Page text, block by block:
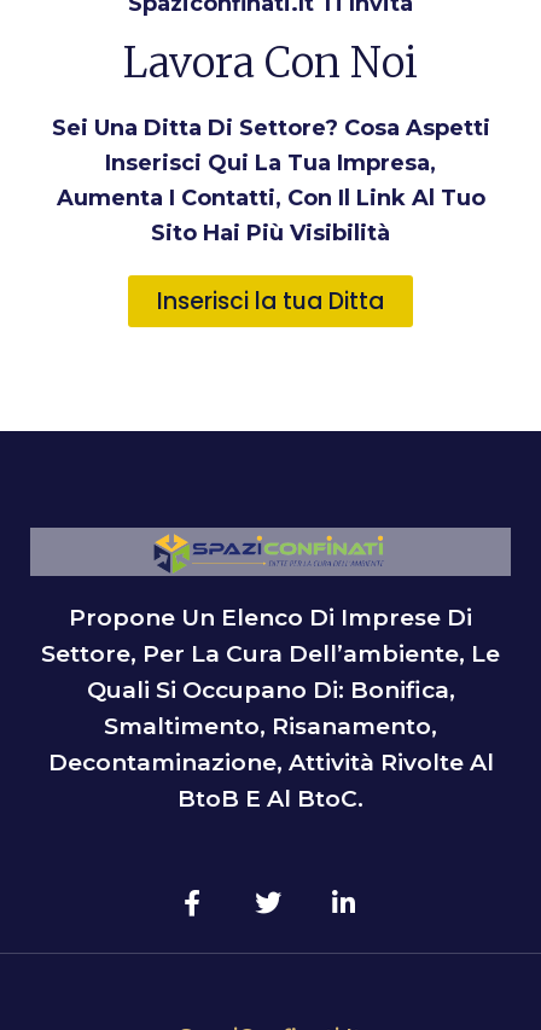
Lavora Con Noi
Sei Una Ditta Di Settore? Cosa Aspetti
Inserisci Qui La Tua Impresa,
Aumenta I Contatti, Con Il Link Al Tuo
Sito Hai Più Visibilità
Inserisci la tua Ditta
Propone Un Elenco Di Imprese Di
Settore, Per La Cura Dell’ambiente, Le
Quali Si Occupano Di: Bonifica,
Smaltimento, Risanamento,
Decontaminazione, Attività Rivolte Al
BtoB E Al BtoC.